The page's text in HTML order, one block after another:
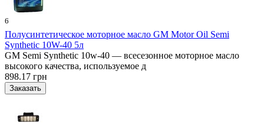
6
Полусинтетическое моторное масло GM Motor Oil Semi
Synthetic 10W-40 5л
GM Semi Synthetic 10w-40 — всесезонное моторное масло
высокого качества, используемое д
898.17 грн